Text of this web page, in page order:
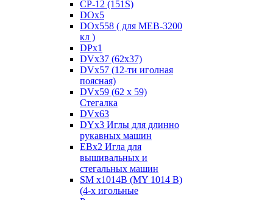
CP-12 (151S)
DOx5
DOx558 ( для MEB-3200
кл )
DPx1
DVx37 (62x37)
DVx57 (12-ти иголная
поясная)
DVx59 (62 x 59)
Стегалка
DVx63
DYx3 Иглы для длинно
рукавных машин
EBx2 Игла для
вышивальных и
стегальных машин
SM x1014B (MY 1014 B)
(4-х игольные